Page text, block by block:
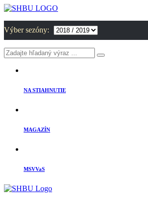
Výber sezóny:
NA STIAHNUTIE
MAGAZÍN
MSVVaS